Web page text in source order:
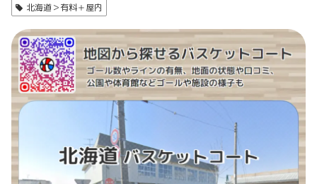
北海道＞有料＋屋内